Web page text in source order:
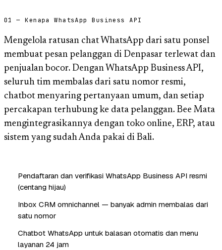
01 — Kenapa WhatsApp Business API
Mengelola ratusan chat WhatsApp dari satu ponsel
membuat pesan pelanggan di Denpasar terlewat dan
penjualan bocor. Dengan WhatsApp Business API,
seluruh tim membalas dari satu nomor resmi,
chatbot menyaring pertanyaan umum, dan setiap
percakapan terhubung ke data pelanggan. Bee Mata
mengintegrasikannya dengan toko online, ERP, atau
sistem yang sudah Anda pakai di Bali.
Pendaftaran dan verifikasi WhatsApp Business API resmi
(centang hijau)
Inbox CRM omnichannel — banyak admin membalas dari
satu nomor
Chatbot WhatsApp untuk balasan otomatis dan menu
layanan 24 jam